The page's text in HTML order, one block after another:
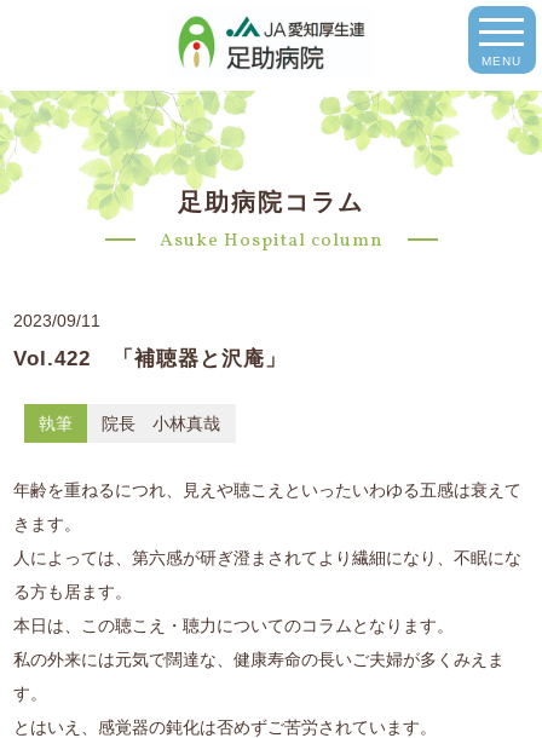
MENU
足助病院コラム
Asuke Hospital column
2023/09/11
Vol.422 「補聴器と沢庵」
執筆 院長 小林真哉
年齢を重ねるにつれ、見えや聴こえといったいわゆる五感は衰えて
きます。
人によっては、第六感が研ぎ澄まされてより繊細になり、不眠にな
る方も居ます。
本日は、この聴こえ・聴力についてのコラムとなります。
私の外来には元気で闊達な、健康寿命の長いご夫婦が多くみえま
す。
とはいえ、感覚器の鈍化は否めずご苦労されています。